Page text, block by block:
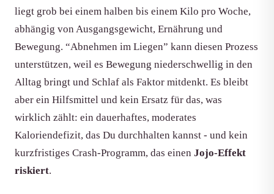
liegt grob bei einem halben bis einem Kilo pro Woche,
abhängig von Ausgangsgewicht, Ernährung und
Bewegung. “Abnehmen im Liegen” kann diesen Prozess
unterstützen, weil es Bewegung niederschwellig in den
Alltag bringt und Schlaf als Faktor mitdenkt. Es bleibt
aber ein Hilfsmittel und kein Ersatz für das, was
wirklich zählt: ein dauerhaftes, moderates
Kaloriendefizit, das Du durchhalten kannst - und kein
kurzfristiges Crash-Programm, das einen Jojo-Effekt
riskiert.